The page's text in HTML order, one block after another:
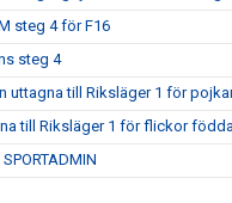
steg 4 för F16
steg 4
uttagna till Riksläger 1 för
till Riksläger 1 för flickor